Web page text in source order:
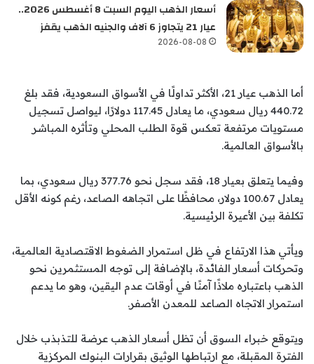
أسعار الذهب اليوم السبت 8 أغسطس 2026..
عيار 21 يتجاوز 6 آلاف والجنيه الذهب يقفز
2026-08-08
أما الذهب عيار 21، الأكثر تداولًا في الأسواق السعودية، فقد بلغ
440.72 ريال سعودي، ما يعادل 117.45 دولارًا، ليواصل تسجيل
مستويات مرتفعة تعكس قوة الطلب المحلي وتأثره المباشر
بالأسواق العالمية.
وفيما يتعلق بعيار 18، فقد سجل نحو 377.76 ريال سعودي، بما
يعادل 100.67 دولار، محافظًا على اتجاهه الصاعد، رغم كونه الأقل
تكلفة بين الأعيرة الرئيسية.
ويأتي هذا الارتفاع في ظل استمرار الضغوط الاقتصادية العالمية،
وتحركات أسعار الفائدة، بالإضافة إلى توجه المستثمرين نحو
الذهب باعتباره ملاذًا آمنًا في أوقات عدم اليقين، وهو ما يدعم
استمرار الاتجاه الصاعد للمعدن الأصفر.
ويتوقع خبراء السوق أن تظل أسعار الذهب عرضة للتذبذب خلال
الفترة المقبلة، مع ارتباطها الوثيق بقرارات البنوك المركزية